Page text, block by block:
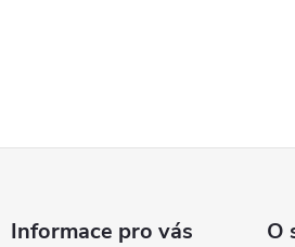
Informace pro vás O